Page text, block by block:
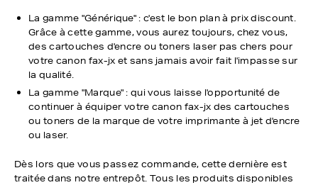
La gamme "Générique" : c'est le bon plan à prix discount.
Grâce à cette gamme, vous aurez toujours, chez vous,
des cartouches d'encre ou toners laser pas chers pour
votre canon fax-jx et sans jamais avoir fait l'impasse sur
la qualité.
La gamme "Marque" : qui vous laisse l'opportunité de
continuer à équiper votre canon fax-jx des cartouches
ou toners de la marque de votre imprimante à jet d'encre
ou laser.
Dès lors que vous passez commande, cette dernière est
traitée dans notre entrepôt. Tous les produits disponibles